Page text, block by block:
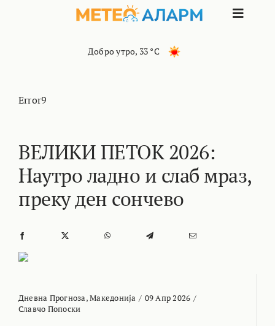
Toggle
ИНТЕРЕСНО
КОНТАКТ
Добро утро, 33 °C
Error9
ВЕЛИКИ ПЕТОК 2026:
Наутро ладно и слаб мраз,
преку ден сончево
Дневна Прогноза,Македонија / 09 Апр 2026 /
Славчо Попоски